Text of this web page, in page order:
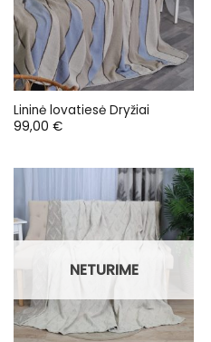
Lininė lovatiesė Dryžiai
99,00 €
NETURIME